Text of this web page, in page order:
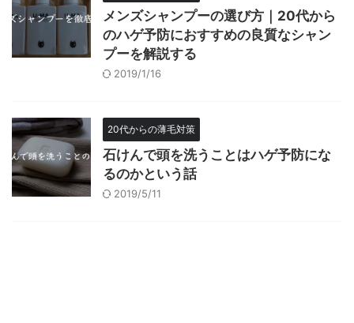
メンズシャンプーの選び方｜20代から
のハゲ予防におすすめの良質なシャン
プーを解説する
2019/1/16
20代からの薄毛対策
石けんで頭を洗うことはハゲ予防にな
るのかという話
2019/5/11